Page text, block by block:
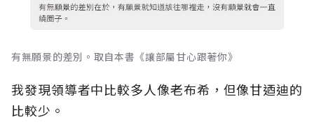
有無願景的差別。取自本書《讓部屬甘心跟著你》
我發現領導者中比較多人像老布希，但像甘迺迪的
比較少。